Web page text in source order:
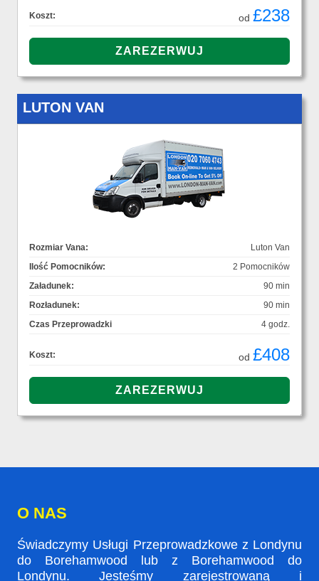
Koszt: od £238
LUTON VAN
Rozmiar Vana:
Luton Van
Ilość Pomocników:
2 Pomocników
Załadunek:
90 min
Rozładunek:
90 min
Czas Przeprowadzki
4 godz.
Koszt: od £408
O NAS
Świadczymy Usługi Przeprowadzkowe z Londynu
do Borehamwood lub z Borehamwood do
Londynu. Jesteśmy zarejestrowaną i